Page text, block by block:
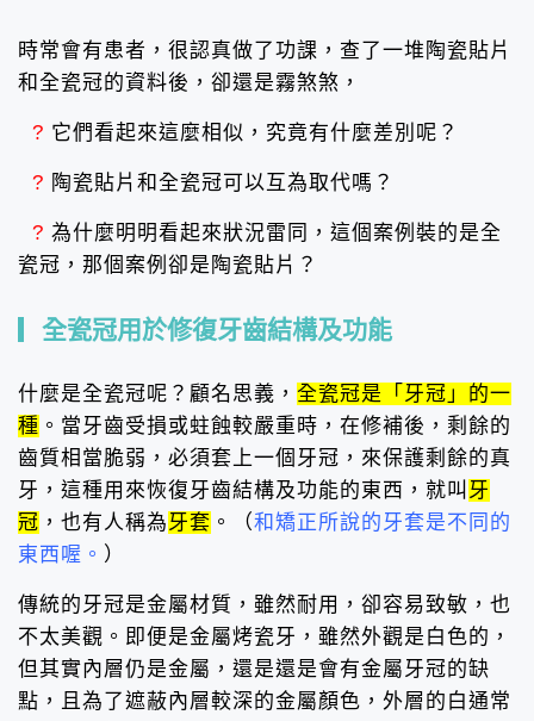
時常會有患者，很認真做了功課，查了一堆陶瓷貼片
和全瓷冠的資料後，卻還是霧煞煞，
? 它們看起來這麼相似，究竟有什麼差別呢？
? 陶瓷貼片和全瓷冠可以互為取代嗎？
? 為什麼明明看起來狀況雷同，這個案例裝的是全
瓷冠，那個案例卻是陶瓷貼片？
全瓷冠用於修復牙齒結構及功能
什麼是全瓷冠呢？顧名思義， 全瓷冠是「牙冠」的一
種 。當牙齒受損或蛀蝕較嚴重時，在修補後，剩餘的
齒質相當脆弱，必須套上一個牙冠，來保護剩餘的真
牙，這種用來恢復牙齒結構及功能的東西，就叫 牙
冠 ，也有人稱為牙套 。（和矯正所說的牙套是不同的
東西喔。 ）
傳統的牙冠是金屬材質，雖然耐用，卻容易致敏，也
不太美觀。即便是金屬烤瓷牙，雖然外觀是白色的，
但其實內層仍是金屬，還是還是會有金屬牙冠的缺
點，且為了遮蔽內層較深的金屬顏色，外層的白通常